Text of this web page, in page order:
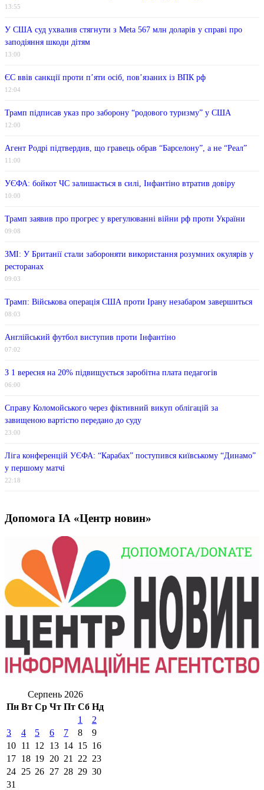
13:55
У США суд ухвалив стягнути з Meta 567 млн ​​доларів у справі про
заподіяння шкоди дітям
13:00
ЄС ввів санкції проти п’яти осіб, пов’язаних із ВПК рф
12:04
Трамп підписав указ про заборону “родового туризму” у США
12:00
Агент Родрі підтвердив, що гравець обрав “Барселону”, а не “Реал”
11:00
УЄФА: бойкот ЧС залишається в силі, Інфантіно втратив довіру
10:00
Трамп заявив про прогрес у врегулюванні війни рф проти України
09:08
ЗМІ: У Британії стали забороняти використання розумних окулярів у
ресторанах
09:03
Трамп: Військова операція США проти Ірану незабаром завершиться
08:03
Англійський футбол виступив проти Інфантіно
07:02
З 1 вересня на 20% підвищується заробітна плата педагогів
06:00
Справу Коломойського через фіктивний викуп облігацій за
завищеною вартістю передано до суду
23:00
Ліга конференцій УЄФА: “Карабах” поступився київському “Динамо”
у першому матчі
22:18
Допомога ІА «Центр новин»
Серпень 2026
Пн Вт Ср Чт Пт Сб Нд
1
2
3
4 5 6 7 8
9
10 11 12 13 14 15 16
17 18 19 20 21 22 23
24 25 26 27 28 29 30
31